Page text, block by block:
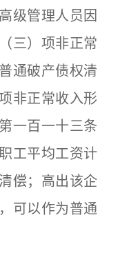
管理人员因
三）项非正常
通破产债权清
非正常收入形
一百一十三条
工平均工资计
偿；高出该企
可以作为普通